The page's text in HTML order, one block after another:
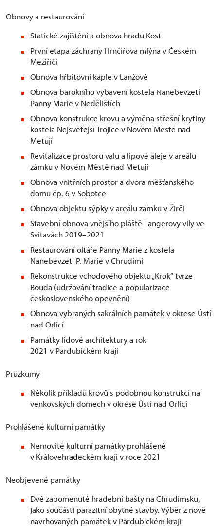
Obnovy a restaurování
Statické zajištění a obnova hradu Kost
První etapa záchrany Hrnčířova mlýna v Českém
Meziříčí
Obnova hřbitovní kaple v Lanžově
Obnova barokního vybavení kostela Nanebevzetí
Panny Marie v Nedělištích
Obnova konstrukce krovu a výměna střešní krytiny
kostela Nejsvětější Trojice v Novém Městě nad
Metují
Revitalizace prostoru valu a lipové aleje v areálu
zámku v Novém Městě nad Metují
Obnova vnitřních prostor a dvora měšťanského
domu čp. 6 v Sobotce
Obnova objektu sýpky v areálu zámku v Žirči
Stavební obnova vnějšího pláště Langerovy vily ve
Svitavách 2019–2021
Restaurování oltáře Panny Marie z kostela
Nanebevzetí P. Marie v Chrudimi
Rekonstrukce vchodového objektu „Krok“ tvrze
Bouda (udržování tradice a popularizace
československého opevnění)
Obnova vybraných sakrálních památek v okrese Ústí
nad Orlicí
Památky lidové architektury a rok
2021 v Pardubickém kraji
Průzkumy
Několik příkladů krovů s podobnou konstrukcí na
venkovských domech v okrese Ústí nad Orlicí
Prohlášené kulturní památky
Nemovité kulturní památky prohlášené
v Královehradeckém kraji v roce 2021
Neobjevené památky
Dvě zapomenuté hradební bašty na Chrudimsku,
jako součásti parazitní obytné stavby. Výběr z nově
navrhovaných památek v Pardubickém kraji